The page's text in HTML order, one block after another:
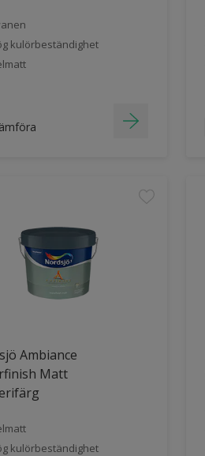
kulörbeständighet
Ambiance
Matt
kulörbeständighet